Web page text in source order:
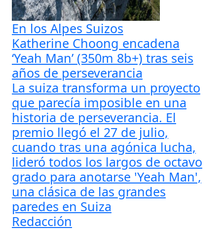
En los Alpes Suizos
Katherine Choong encadena
‘Yeah Man’ (350m 8b+) tras seis
años de perseverancia
La suiza transforma un proyecto
que parecía imposible en una
historia de perseverancia. El
premio llegó el 27 de julio,
cuando tras una agónica lucha,
lideró todos los largos de octavo
grado para anotarse 'Yeah Man',
una clásica de las grandes
paredes en Suiza
Redacción